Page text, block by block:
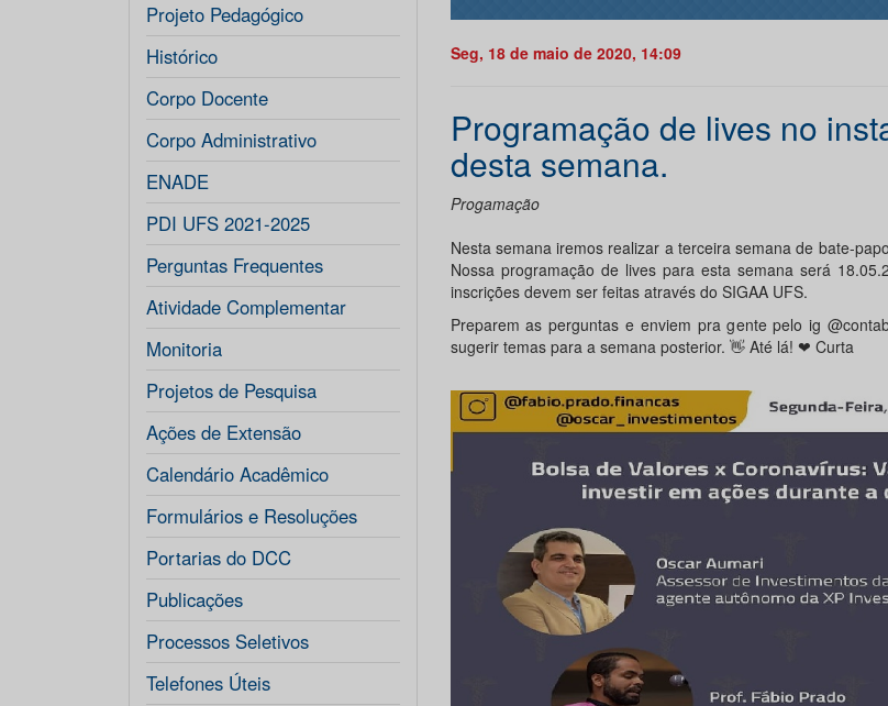
Projeto Pedagógico
Histórico
Corpo Docente
Corpo Administrativo
ENADE
PDI UFS 2021-2025
Perguntas Frequentes
Atividade Complementar
Monitoria
Projetos de Pesquisa
Ações de Extensão
Calendário Acadêmico
Formulários e Resoluções
Portarias do DCC
Publicações
Processos Seletivos
Telefones Úteis
Seg, 18 de maio de 2020, 14:09
Programação de lives no
desta semana.
Progamação
Nesta semana iremos realizar a terceira semana de bate-
Nossa programação de lives para esta semana será
inscrições devem ser feitas através do SIGAA UFS.
Preparem as perguntas e enviem pra gente pelo ig
sugerir temas para a semana posterior. 👋 Até lá! ❤ Curta